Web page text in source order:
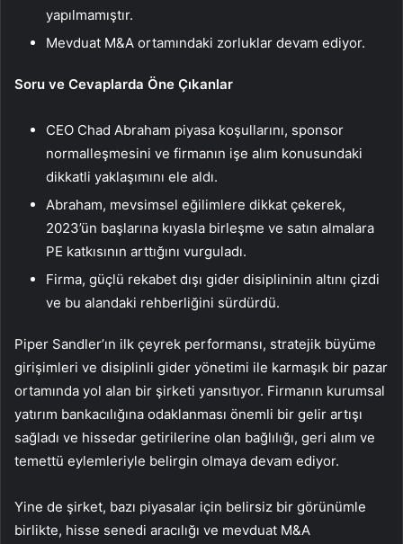
yapılmamıştır.
Mevduat M&A ortamındaki zorluklar devam ediyor.
Soru ve Cevaplarda Öne Çıkanlar
CEO Chad Abraham piyasa koşullarını, sponsor
normalleşmesini ve firmanın işe alım konusundaki
dikkatli yaklaşımını ele aldı.
Abraham, mevsimsel eğilimlere dikkat çekerek,
2023’ün başlarına kıyasla birleşme ve satın almalara
PE katkısının arttığını vurguladı.
Firma, güçlü rekabet dışı gider disiplininin altını çizdi
ve bu alandaki rehberliğini sürdürdü.
Piper Sandler’ın ilk çeyrek performansı, stratejik büyüme
girişimleri ve disiplinli gider yönetimi ile karmaşık bir pazar
ortamında yol alan bir şirketi yansıtıyor. Firmanın kurumsal
yatırım bankacılığına odaklanması önemli bir gelir artışı
sağladı ve hissedar getirilerine olan bağlılığı, geri alım ve
temettü eylemleriyle belirgin olmaya devam ediyor.
Yine de şirket, bazı piyasalar için belirsiz bir görünümle
birlikte, hisse senedi aracılığı ve mevduat M&A